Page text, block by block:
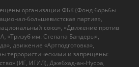
организации ФБК (Фонд борьбы
большевистская партия»,
союз», «Движение против
«Тризуб им. Степана Бандеры»,
движение «Артподготовка»,
террористическими и запрещены:
(ИГ, ИГИЛ), Джебхад-ан-Нусра,